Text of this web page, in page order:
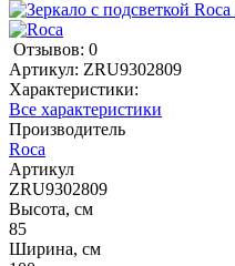
Отзывов: 0
Артикул: ZRU9302809
Характеристики:
Все характеристики
Производитель
Roca
Артикул
ZRU9302809
Высота, см
85
Ширина, см